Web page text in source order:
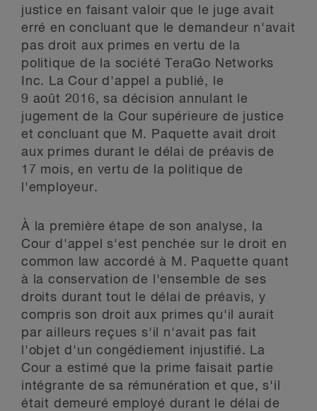
justice en faisant valoir que le juge avait
erré en concluant que le demandeur n'avait
pas droit aux primes en vertu de la
politique de la société TeraGo Networks
Inc. La Cour d'appel a publié, le
9 août 2016, sa décision annulant le
jugement de la Cour supérieure de justice
et concluant que M. Paquette avait droit
aux primes durant le délai de préavis de
17 mois, en vertu de la politique de
l'employeur.
À la première étape de son analyse, la
Cour d'appel s'est penchée sur le droit en
common law accordé à M. Paquette quant
à la conservation de l'ensemble de ses
droits durant tout le délai de préavis, y
compris son droit aux primes qu'il aurait
par ailleurs reçues s'il n'avait pas fait
l'objet d'un congédiement injustifié. La
Cour a estimé que la prime faisait partie
intégrante de sa rémunération et que, s'il
était demeuré employé durant le délai de